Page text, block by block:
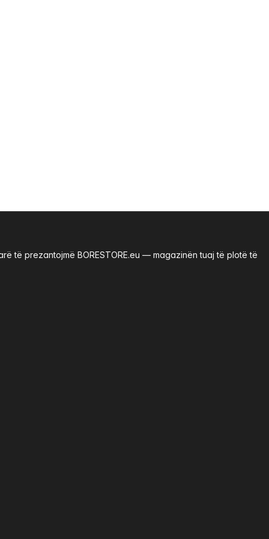
të prezantojmë BORESTORE.eu — magazinën tuaj të plotë të